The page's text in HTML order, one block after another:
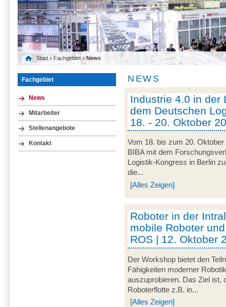
Start › Fachgebiet › News
Fachgebiet
News
Mitarbeiter
Stellenangebote
Kontakt
NEWS
Industrie 4.0 in der
dem Deutschen
18. - 20. Oktober
Vom 18. bis zum 20.
BIBA mit dem
Logistik-Kongress in Berlin
die...
[Alles Zeigen]
Roboter in der
mobile Roboter
ROS | 12. Oktober
Der Workshop bietet den
Fähigkeiten moderner
auszuprobieren. Das Ziel ist,
Roboterflotte z.B. in...
[Alles Zeigen]